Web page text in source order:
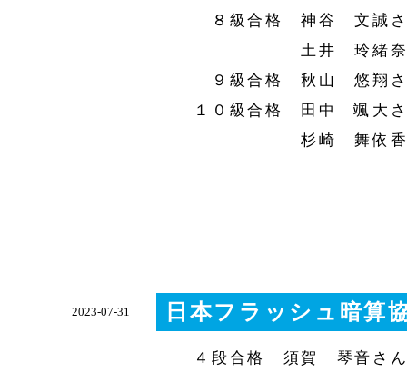
８級合格 神谷 文誠さ
土井 玲緒奈さ
９級合格 秋山 悠翔さ
１０級合格 田中 颯大さ
杉崎 舞依
2023-07-31 日本フラッシュ暗算
４段合格 須賀 琴音さん